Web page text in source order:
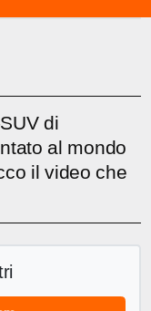
di
al mondo
il video che